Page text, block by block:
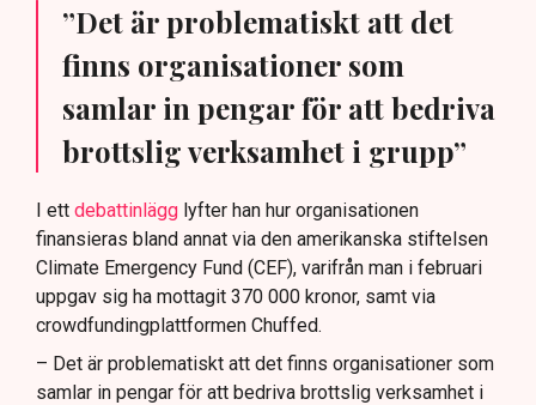
”Det är problematiskt att det
finns organisationer som
samlar in pengar för att bedriva
brottslig verksamhet i grupp”
I ett debattinlägg lyfter han hur organisationen
finansieras bland annat via den amerikanska stiftelsen
Climate Emergency Fund (CEF), varifrån man i februari
uppgav sig ha mottagit 370 000 kronor, samt via
crowdfundingplattformen Chuffed.
– Det är problematiskt att det finns organisationer som
samlar in pengar för att bedriva brottslig verksamhet i